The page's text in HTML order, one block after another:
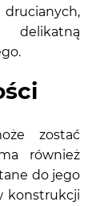
delikatną
zostać
również
do jego
konstrukcji